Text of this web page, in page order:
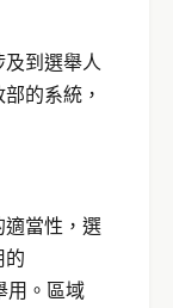
到選舉人
的系統，
適當性，選
的
用。區域